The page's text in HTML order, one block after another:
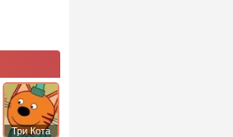
Три Кота